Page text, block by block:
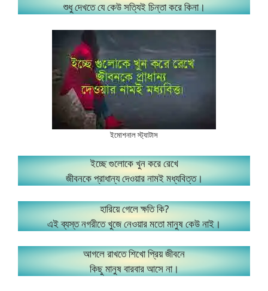
শুধু দেখতে যে কেউ সত্যিই চিন্তা করে কিনা।
ইমোশনাল স্ট্যাটাস
ইচ্ছে গুলোকে খুন করে রেখে
জীবনকে প্রাধান্য দেওয়ার নামই মধ্যবিত্ত।
হারিয়ে গেলে ক্ষতি কি?
এই ব্যস্ত নগরীতে খুজে নেওয়ার মতো মানুষ কেউ নাই।
আগলে রাখতে শিখো প্রিয় জীবনে
কিছু মানুষ বারবার আসে না।